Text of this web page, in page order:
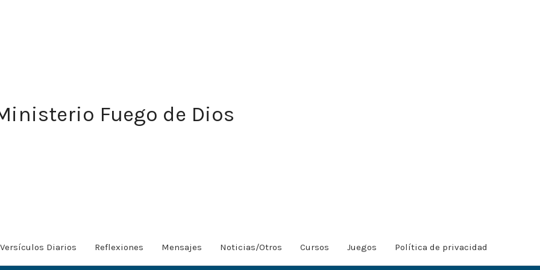
Fuego de Dios
Versículos Diarios Reflexiones Mensajes Noticias/Otros Cursos Juegos Política de privacidad